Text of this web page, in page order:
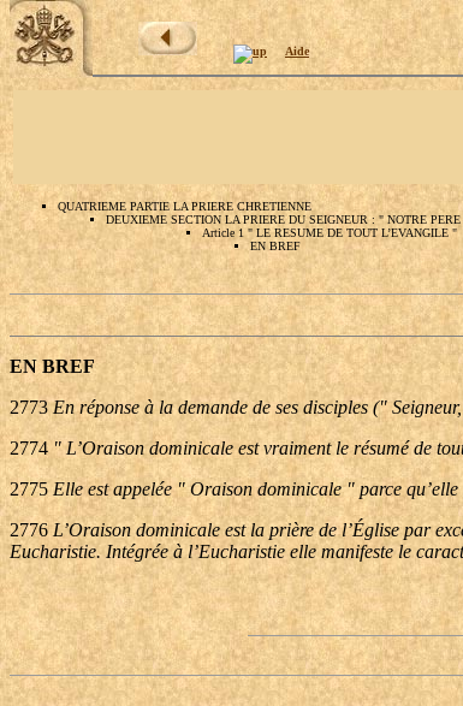
Aide
QUATRIEME PARTIE LA PRIERE CHRETIENNE
DEUXIEME SECTION LA PRIERE DU SEIGNEUR : " NOTRE
Article 1 " LE RESUME DE TOUT L’EVANGILE "
EN BREF
EN BREF
2773En réponse à la demande de ses disciples ("
2774 " L’Oraison dominicale est vraiment le résumé de
2775Elle est appelée " Oraison dominicale " parce
2776L’Oraison dominicale est la prière de l’Église par
Eucharistie. Intégrée à l’Eucharistie elle manifeste le